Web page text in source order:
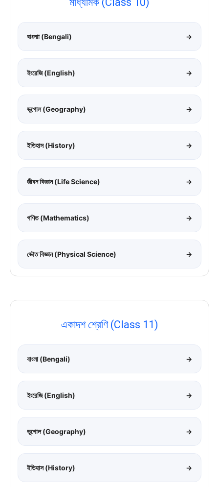
বাংলাা (Bengali) →
ইংরেজি (English) →
ভূগোল (Geography) →
ইতিহাস (History) →
জীবন বিজ্ঞান (Life Science) →
গণিত (Mathematics) →
ভৌত বিজ্ঞান (Physical Science) →
একাদশ শ্রেণি (Class 11)
বাংলা (Bengali) →
ইংরেজি (English) →
ভূগোল (Geography) →
ইতিহাস (History) →